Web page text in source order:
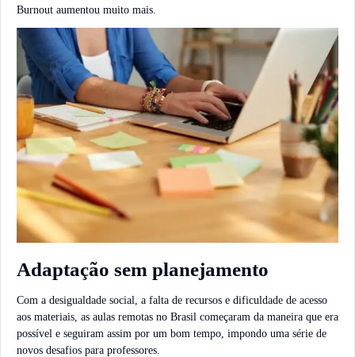
Burnout aumentou muito mais.
Adaptação sem planejamento
Com a desigualdade social, a falta de recursos e dificuldade de acesso
aos materiais, as aulas remotas no Brasil começaram da maneira que era
possível e seguiram assim por um bom tempo, impondo uma série de
novos desafios para professores.